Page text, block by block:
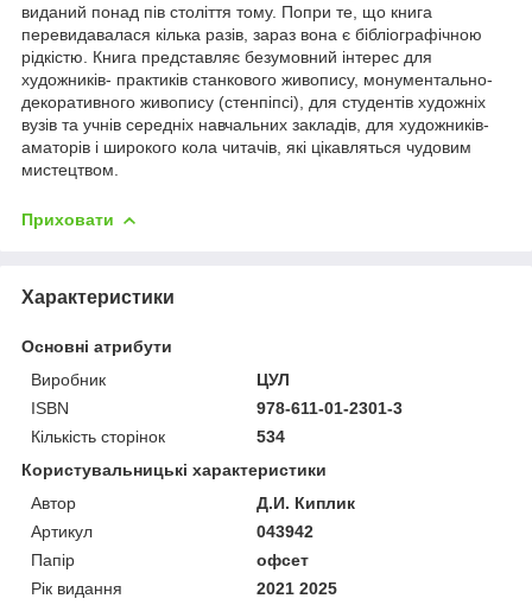
виданий понад пів століття тому. Попри те, що книга
перевидавалася кілька разів, зараз вона є бібліографічною
рідкістю. Книга представляє безумовний інтерес для
художників- практиків станкового живопису, монументально-
декоративного живопису (стенпіпсі), для студентів художніх
вузів та учнів середніх навчальних закладів, для художників-
аматорів і широкого кола читачів, які цікавляться чудовим
мистецтвом.
Приховати
Характеристики
Основні атрибути
Виробник
ЦУЛ
ISBN
978-611-01-2301-3
Кількість сторінок
534
Користувальницькі характеристики
Автор
Д.И. Киплик
Артикул
043942
Папір
офсет
Рік видання
2021 2025